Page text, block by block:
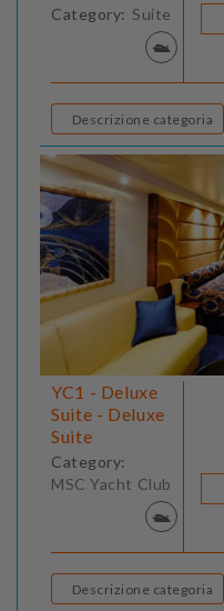
Category: Suite
Descrizione categoria
YC1 - Deluxe
Suite - Deluxe
Suite
Category:
MSC Yacht Club
Descrizione categoria